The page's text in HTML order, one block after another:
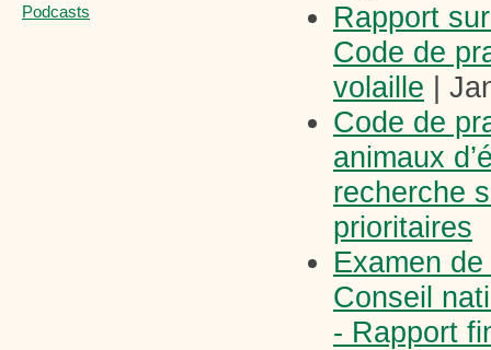
Podcasts
Rapport
Code de
volaille |
Code de
animaux
recherche
prioritaires
Examen
Conseil
- Rapport